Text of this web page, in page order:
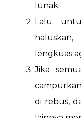
lunak.
Lalu
lengkuas
Jika
di rebus,